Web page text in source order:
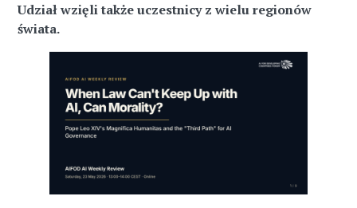
Udział wzięli także uczestnicy z wielu regionów
świata.